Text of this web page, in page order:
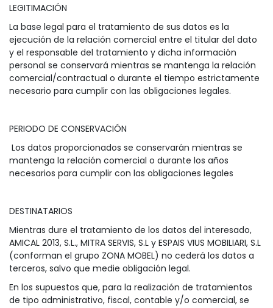
LEGITIMACIÓN
La base legal para el tratamiento de sus datos es la
ejecución de la relación comercial entre el titular del dato
y el responsable del tratamiento y dicha información
personal se conservará mientras se mantenga la relación
comercial/contractual o durante el tiempo estrictamente
necesario para cumplir con las obligaciones legales.
PERIODO DE CONSERVACIÓN
Los datos proporcionados se conservarán mientras se
mantenga la relación comercial o durante los años
necesarios para cumplir con las obligaciones legales
DESTINATARIOS
Mientras dure el tratamiento de los datos del interesado,
AMICAL 2013, S.L., MITRA SERVIS, S.L y ESPAIS VIUS MOBILIARI, S.L
(conforman el grupo ZONA MOBEL) no cederá los datos a
terceros, salvo que medie obligación legal.
En los supuestos que, para la realización de tratamientos
de tipo administrativo, fiscal, contable y/o comercial, se